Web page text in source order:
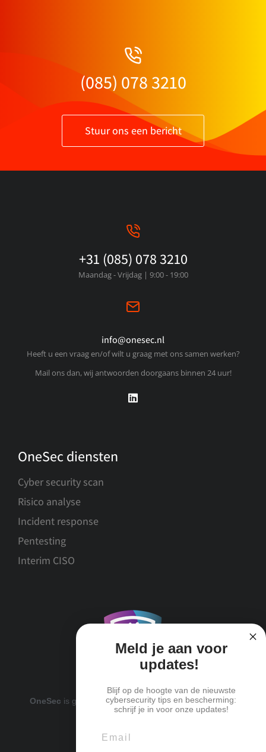
(085) 078 3210
Stuur ons een bericht
+31 (085) 078 3210
Maandag - Vrijdag | 9:00 - 19:00
info@onesec.nl
Heeft u een vraag en/of wilt u graag met ons samen werken?
Mail ons dan, wij antwoorden doorgaans binnen 24 uur!
OneSec diensten
Cyber security scan
Risico analyse
Incident response
Pentesting
Interim CISO
OneSec is gecertificeerd deelnemer van ICTWaarborg
Meld je aan voor
updates!
Blijf op de hoogte van de nieuwste
cybersecurity tips en bescherming:
schrijf je in voor onze updates!